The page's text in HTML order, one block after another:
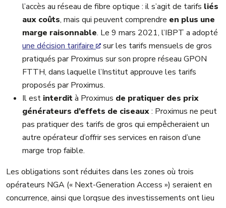
l’accès au réseau de fibre optique : il s’agit de tarifs liés
aux coûts, mais qui peuvent comprendre en plus une
marge raisonnable. Le 9 mars 2021, l’IBPT a adopté
une décision tarifaire
sur les tarifs mensuels de gros
pratiqués par Proximus sur son propre réseau GPON
FTTH, dans laquelle l’Institut approuve les tarifs
proposés par Proximus.
Il est interdità Proximus de pratiquer des prix
générateurs d’effets de ciseaux: Proximus ne peut
pas pratiquer des tarifs de gros qui empêcheraient un
autre opérateur d’offrir ses services en raison d’une
marge trop faible.
Les obligations sont réduites dans les zones où trois
opérateurs NGA (« Next-Generation Access ») seraient en
concurrence, ainsi que lorqsue des investissements ont lieu